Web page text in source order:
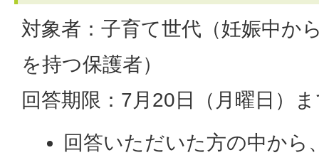
対象者：子育て世代（妊娠中か
を持つ保護者）
回答期限：7月20日（月曜日）
回答いただいた方の中から